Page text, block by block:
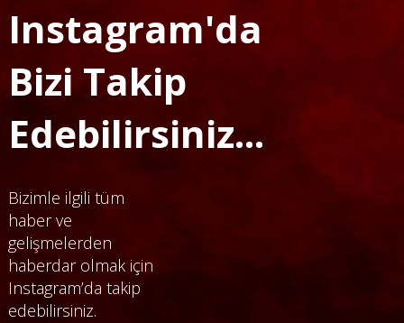
Instagram'da
Bizi Takip
Edebilirsiniz...
Bizimle ilgili tüm
haber ve
gelişmelerden
haberdar olmak için
Instagram’da takip
edebilirsiniz.